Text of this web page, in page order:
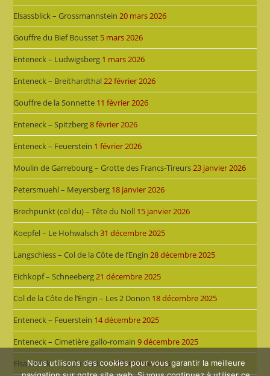
Elsassblick – Grossmannstein 20 mars 2026
Gouffre du Bief Bousset 5 mars 2026
Enteneck – Ludwigsberg 1 mars 2026
Enteneck – Breithardthal22 février 2026
Gouffre de la Sonnette 11 février 2026
Enteneck – Spitzberg8 février 2026
Enteneck – Feuerstein 1 février 2026
Moulin de Garrebourg – Grotte des Francs-Tireurs23 janvier 2026
Petersmuehl – Meyersberg 18 janvier 2026
Brechpunkt (col du) – Tête du Noll 15 janvier 2026
Koepfel – Le Hohwalsch 31 décembre 2025
Langschiess – Col de la Côte de l’Engin 28 décembre 2025
Eichkopf – Schneeberg21 décembre 2025
Col de la Côte de l’Engin – Les 2 Donon 18 décembre 2025
Enteneck – Feuerstein 14 décembre 2025
Enteneck – Cimetière gallo-romain 9 décembre 2025
Elsassblick – Col du Narion7 décembre 2025
Nous utilisons des cookies pour vous garantir la meilleure